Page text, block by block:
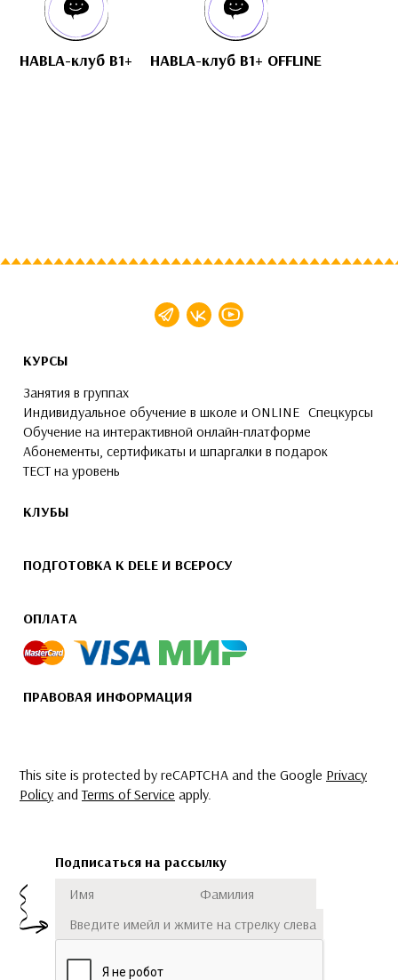
HABLA-клуб B1+ HABLA-клуб B1+ OFFLINE
КУРСЫ
Занятия в группах
Индивидуальное обучение в школе и ONLINE Спецкурсы
Обучение на интерактивной онлайн-платформе
Абонементы, сертификаты и шпаргалки в подарок
ТЕСТ на уровень
КЛУБЫ
ПОДГОТОВКА К DELE И ВСЕРОСУ
ОПЛАТА
ПРАВОВАЯ ИНФОРМАЦИЯ
This site is protected by reCAPTCHA and the Google Privacy
Policy andTerms of Service apply.
Подписаться на рассылку
Имя
Фамилия
Подписаться